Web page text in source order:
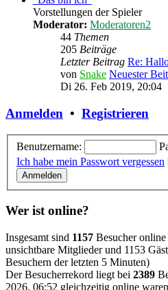
Vorstellungen der Spieler
Moderator: Moderatoren2
44 Themen
205 Beiträge
Letzter Beitrag Re:
von Snake Neuester
Di 26. Feb 2019, 20:04
Anmelden • Registrieren
Benutzername:
Ich habe mein Passwort vergessen
Wer ist online?
Insgesamt sind 1157 Besucher
unsichtbare Mitglieder und 1153
Besuchern der letzten 5 Minuten)
Der Besucherrekord liegt bei 2389
2026, 06:52 gleichzeitig online